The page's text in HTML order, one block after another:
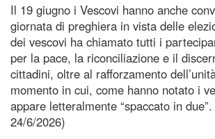
Il 19 giugno i Vescovi hanno anche
giornata di preghiera in vista delle
dei vescovi ha chiamato tutti i
per la pace, la riconciliazione e il
cittadini, oltre al rafforzamento
momento in cui, come hanno notato i
appare letteralmente “spaccato in
24/6/2026)